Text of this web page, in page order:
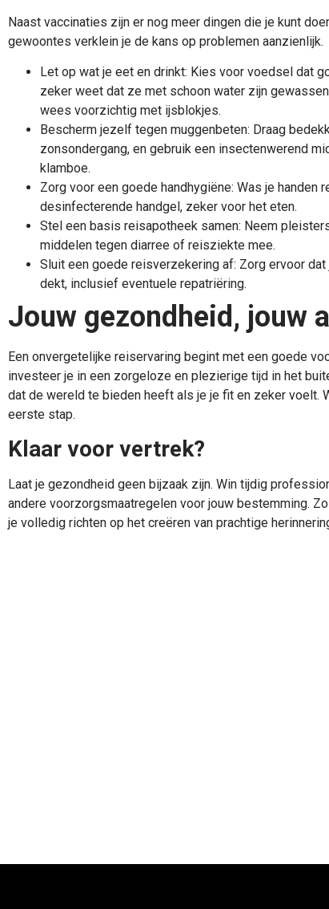
Naast vaccinaties zijn er nog meer dingen die je kunt
gewoontes verklein je de kans op problemen aanzienlijk.
Let op wat je eet en drinkt: Kies voor voedsel dat
zeker weet dat ze met schoon water zijn
wees voorzichtig met ijsblokjes.
Bescherm jezelf tegen muggenbeten: Draag
zonsondergang, en gebruik een insectenwerend
klamboe.
Zorg voor een goede handhygiëne: Was je
desinfecterende handgel, zeker voor het eten.
Stel een basis reisapotheek samen: Neem
middelen tegen diarree of reisziekte mee.
Sluit een goede reisverzekering af: Zorg ervoor
dekt, inclusief eventuele repatriëring.
Jouw gezondheid, jouw
Een onvergetelijke reiservaring begint met een goede
investeer je in een zorgeloze en plezierige tijd in het
dat de wereld te bieden heeft als je je fit en zeker voelt.
eerste stap.
Klaar voor vertrek?
Laat je gezondheid geen bijzaak zijn. Win tijdig
andere voorzorgsmaatregelen voor jouw bestemming.
je volledig richten op het creëren van prachtige